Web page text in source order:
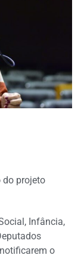
do projeto
Infância,
o